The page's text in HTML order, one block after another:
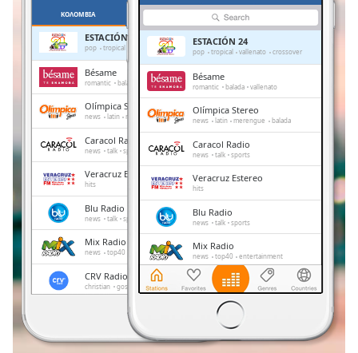
Remaining
Time-
Chapters
Chapters
Descriptions
descriptions
off,
selected
subtitles
settings,
ΚΟΛΟΜΒΊΑ
ESTACIÓN 24
pop tropical vallenato crossover
Bésame
romantic balada vallenato
Olímpica Stereo
news latin merengue balada
Caracol Radio
news talk sports
Veracruz Estereo
hits
Blu Radio
news talk sports
Mix Radio
news top40 entertainment
CRV Radio
christian gospel
top40
ESTACIÓN 24
pop tropical vallenato crossover
Bésame
romantic balada vallenato
Olímpica Stereo
news latin merengue balada
Caracol Radio
news talk sports
Veracruz Estereo
hits
Blu Radio
news talk sports
Mix Radio
news top40 entertainment
CRV Radio
christian gospel
La Mega
pop top40